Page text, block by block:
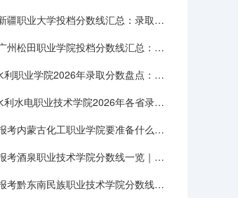
2026新疆职业大学投档分数线汇总：录取分数、报到与就业数据
2026广州松田职业学院投档分数线汇总：录取分数、报到与就业数据
山东水利职业学院2026年录取分数盘点：宿舍、费用、就业与FAQ
安徽水利水电职业技术学院2026年各省录取分数：报到手续、费用与就业数据
2026报考内蒙古化工职业学院要准备什么？分数线与入学全攻略
2026报考酒泉职业技术学院分数线一览｜手续办理与FAQ解答
2026报考黔东南民族职业技术学院分数线参考｜生活条件与入学流程